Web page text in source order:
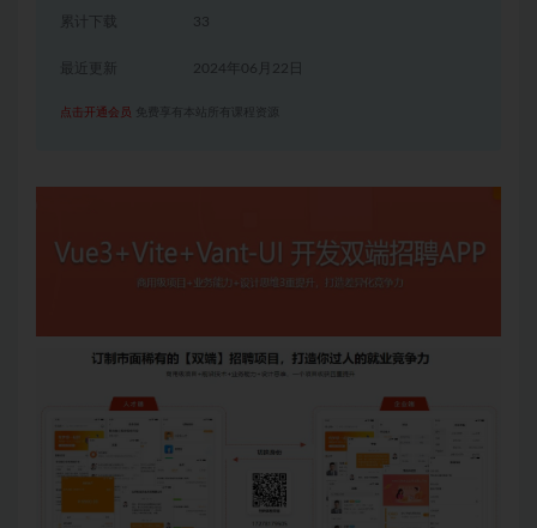
累计下载 33
2024年06月22日
点击开通会员 免费享有本站所有课程资源